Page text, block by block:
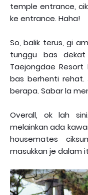
temple entrance,
ke entrance. Haha!
So, balik terus, gi
tunggu bas
Taejongdae
bas berhenti rehat.
berapa. Sabar la
Overall, ok lah
melainkan ada
housemates
masukkan je dalam